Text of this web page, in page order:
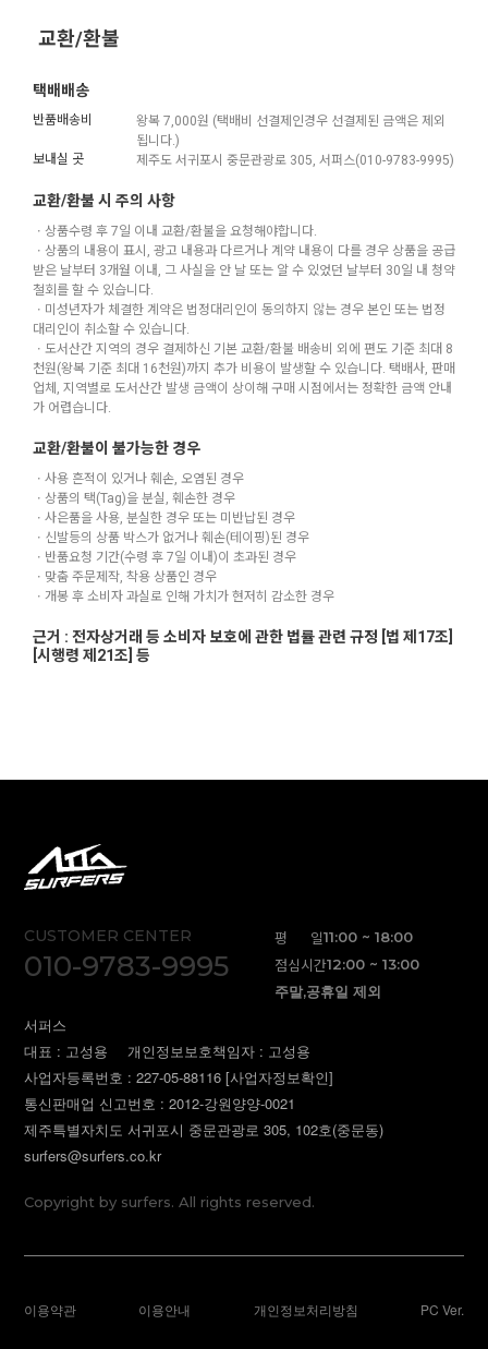
교환/환불
택배배송
반품배송비
왕복 7,000원 (택배비 선결제인경우 선결제된 금액은 제외
됩니다.)
보내실 곳
제주도 서귀포시 중문관광로 305, 서퍼스(010-9783-9995)
교환/환불 시 주의 사항
ㆍ상품수령 후 7일 이내 교환/환불을 요청해야합니다.
ㆍ상품의 내용이 표시, 광고 내용과 다르거나 계약 내용이 다를 경우 상품을 공급
받은 날부터 3개월 이내, 그 사실을 안 날 또는 알 수 있었던 날부터 30일 내 청약
철회를 할 수 있습니다.
ㆍ미성년자가 체결한 계약은 법정대리인이 동의하지 않는 경우 본인 또는 법정
대리인이 취소할 수 있습니다.
ㆍ도서산간 지역의 경우 결제하신 기본 교환/환불 배송비 외에 편도 기준 최대 8
천원(왕복 기준 최대 16천원)까지 추가 비용이 발생할 수 있습니다. 택배사, 판매
업체, 지역별로 도서산간 발생 금액이 상이해 구매 시점에서는 정확한 금액 안내
가 어렵습니다.
교환/환불이 불가능한 경우
ㆍ사용 흔적이 있거나 훼손, 오염된 경우
ㆍ상품의 택(Tag)을 분실, 훼손한 경우
ㆍ사은품을 사용, 분실한 경우 또는 미반납된 경우
ㆍ신발등의 상품 박스가 없거나 훼손(테이핑)된 경우
ㆍ반품요청 기간(수령 후 7일 이내)이 초과된 경우
ㆍ맞춤 주문제작, 착용 상품인 경우
ㆍ개봉 후 소비자 과실로 인해 가치가 현저히 감소한 경우
근거 : 전자상거래 등 소비자 보호에 관한 법률 관련 규정 [법 제17조]
[시행령 제21조] 등
CUSTOMER CENTER
010-9783-9995
평 일11:00 ~ 18:00
점심시간12:00 ~ 13:00
주말,공휴일 제외
서퍼스
대표 : 고성용
개인정보보호책임자 : 고성용
사업자등록번호 : 227-05-88116[사업자정보확인]
통신판매업 신고번호 : 2012-강원양양-0021
제주특별자치도 서귀포시 중문관광로 305, 102호(중문동)
surfers@surfers.co.kr
Copyright by surfers. All rights reserved.
이용약관 이용안내 개인정보처리방침 PC Ver.